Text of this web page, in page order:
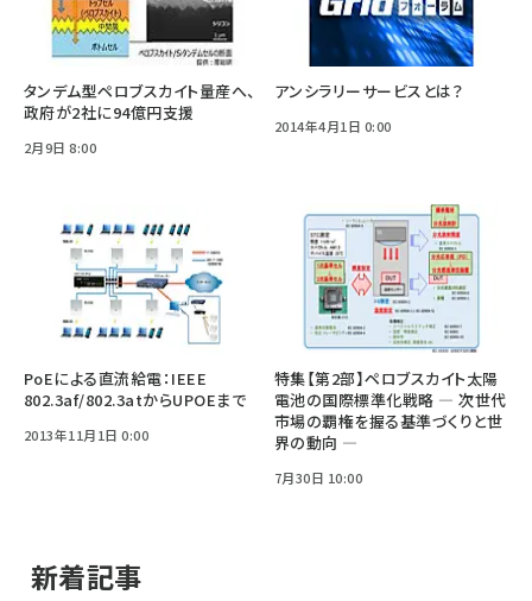
タンデム型ペロブスカイト量産へ、
政府が2社に94億円支援
2月9日 8:00
アンシラリーサービスとは？
2014年4月1日 0:00
PoEによる直流給電：IEEE
802.3af/802.3atからUPOEまで
2013年11月1日 0:00
特集【第2部】ペロブスカイト太陽
電池の国際標準化戦略 ― 次世代
市場の覇権を握る基準づくりと世
界の動向 ―
7月30日 10:00
新着記事